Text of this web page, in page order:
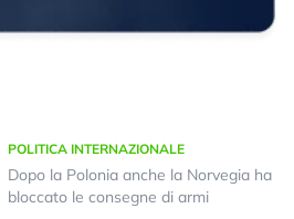
POLITICA INTERNAZIONALE
Dopo la Polonia anche la Norvegia ha
bloccato le consegne di armi